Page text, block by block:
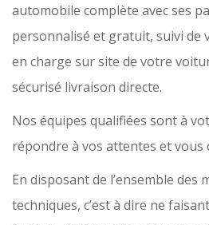
automobile complète avec ses
personnalisé et gratuit, suivi de
en charge sur site de votre
sécurisé livraison directe.
Nos équipes qualifiées sont à
répondre à vos attentes et vous
En disposant de l’ensemble des
techniques, c’est à dire ne